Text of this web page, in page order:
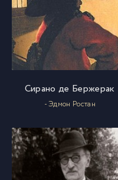
Сирано де Бержерак
- Эдмон Ростан